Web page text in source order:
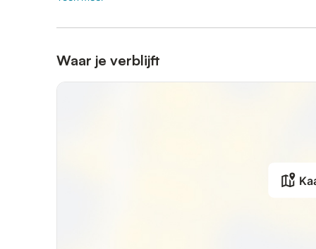
Waar je verblijft